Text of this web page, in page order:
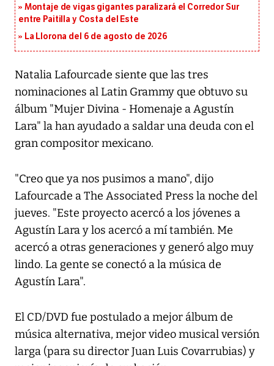
Montaje de vigas gigantes paralizará el Corredor Sur
entre Paitilla y Costa del Este
La Llorona del 6 de agosto de 2026
Natalia Lafourcade siente que las tres
nominaciones al Latin Grammy que obtuvo su
álbum "Mujer Divina - Homenaje a Agustín
Lara" la han ayudado a saldar una deuda con el
gran compositor mexicano.
"Creo que ya nos pusimos a mano", dijo
Lafourcade a The Associated Press la noche del
jueves. "Este proyecto acercó a los jóvenes a
Agustín Lara y los acercó a mí también. Me
acercó a otras generaciones y generó algo muy
lindo. La gente se conectó a la música de
Agustín Lara".
El CD/DVD fue postulado a mejor álbum de
música alternativa, mejor video musical versión
larga (para su director Juan Luis Covarrubias) y